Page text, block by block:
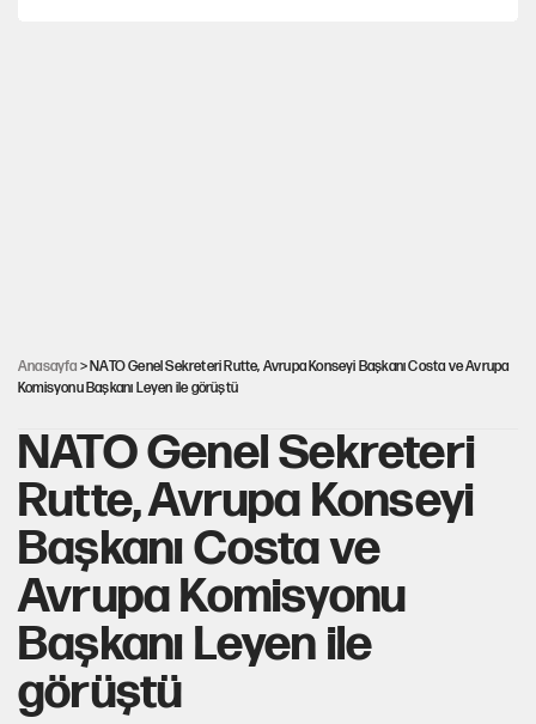
Anasayfa > NATO Genel Sekreteri Rutte, Avrupa Konseyi Başkanı Costa ve Avrupa
Komisyonu Başkanı Leyen ile görüştü
NATO Genel Sekreteri
Rutte, Avrupa Konseyi
Başkanı Costa ve
Avrupa Komisyonu
Başkanı Leyen ile
görüştü